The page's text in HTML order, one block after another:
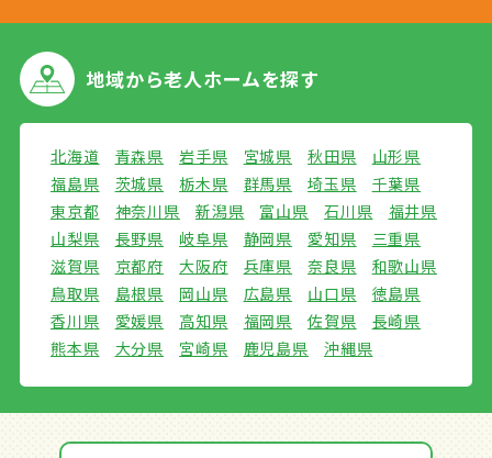
地域から老人ホームを探す
北海道 青森県 岩手県 宮城県 秋田県
山形県
福島県
茨城県 栃木県 群馬県 埼玉県
千葉県
東京都
神奈川県 新潟県 富山県 石川県
福井県
山梨県
長野県 岐阜県 静岡県 愛知県
三重県
滋賀県
京都府 大阪府 兵庫県 奈良県
和歌山県
鳥取県
島根県 岡山県 広島県 山口県
徳島県
香川県
愛媛県 高知県 福岡県 佐賀県
長崎県
熊本県
大分県 宮崎県 鹿児島県 沖縄県